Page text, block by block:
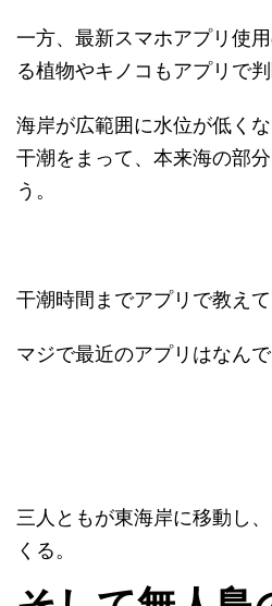
一方、最新スマホアプリ使
る植物やキノコもアプリで判
海岸が広範囲に水位が低く
干潮をまって、本来海の部
う。
干潮時間までアプリで教え
マジで最近のアプリはなんで
三人ともが東海岸に移動し
くる。